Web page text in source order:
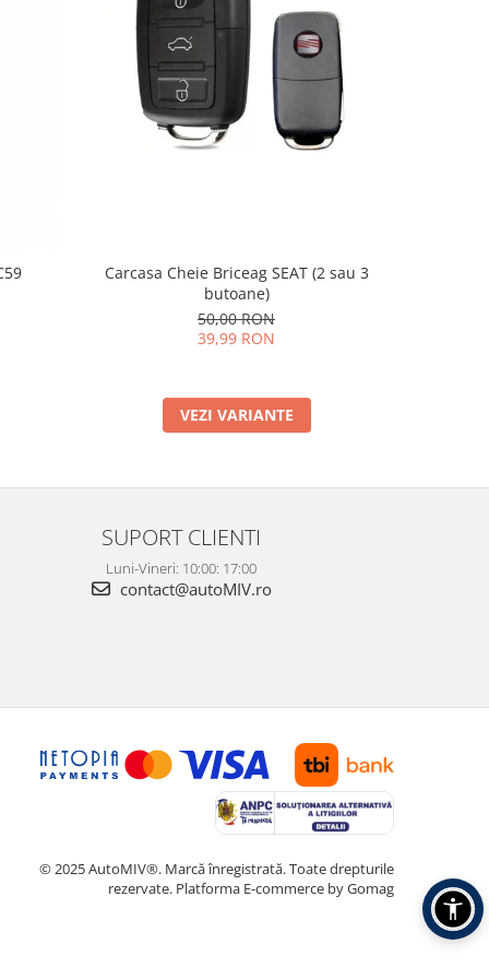
Carcasa Cheie Briceag SEAT (2 sau 3
butoane)
50,00 RON
39,99 RON
VEZI VARIANTE
SUPORT CLIENTI
Luni-Vineri: 10:00: 17:00
contact@autoMIV.ro
© 2025 AutoMIV®. Marcă înregistrată. Toate drepturile
rezervate. Platforma E-commerce by Gomag